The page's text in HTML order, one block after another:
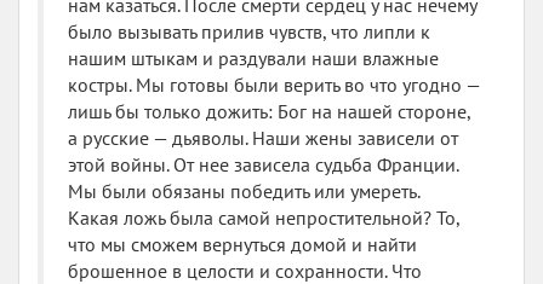
нам казаться. После смерти сердец у нас нечему
было вызывать прилив чувств, что липли к
нашим штыкам и раздували наши влажные
костры. Мы готовы были верить во что угодно —
лишь бы только дожить: Бог на нашей стороне,
а русские — дьяволы. Наши жены зависели от
этой войны. От нее зависела судьба Франции.
Мы были обязаны победить или умереть.
Какая ложь была самой непростительной? То,
что мы сможем вернуться домой и найти
брошенное в целости и сохранности. Что